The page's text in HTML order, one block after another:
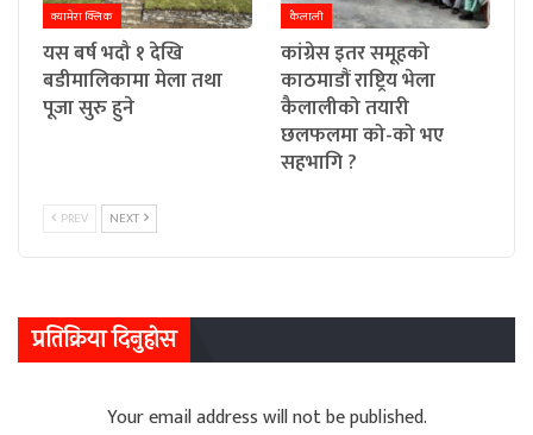
क्यामेरा क्लिक
यस बर्ष भदौ १ देखि
बडीमालिकामा मेला तथा
पूजा सुरु हुने
कैलाली
कांग्रेस इतर समूहको
काठमाडौं राष्ट्रिय भेला
कैलालीको तयारी
छलफलमा को-को भए
सहभागि ?
PREV NEXT
प्रतिक्रिया दिनुहोस
Your email address will not be published.